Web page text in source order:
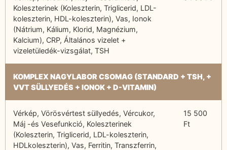
Koleszterinek (Koleszterin, Triglicerid, LDL-
koleszterin, HDL-koleszterin), Vas, Ionok
(Nátrium, Kálium, Klorid, Magnézium,
Kalcium), CRP, Általános vizelet +
vizeletüledék-vizsgálat, TSH
KOMPLEX NAGYLABOR CSOMAG (STANDARD + TSH, +
VVT SÜLLYEDÉS + IONOK + D-VITAMIN)
Vérkép, Vörösvértest süllyedés, Vércukor,
Máj -és Vesefunkció, Koleszterinek
(Koleszterin, Triglicerid, LDL-koleszterin,
HDLkoleszterin), Vas, Ferritin, Transzferrin,
15 500
Ft